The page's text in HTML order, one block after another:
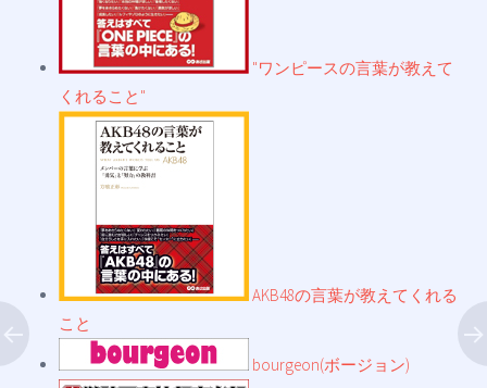
"ワンピースの言葉が教えて
くれること"
AKB48の言葉が教えてくれる
こと
bourgeon(ボージョン)